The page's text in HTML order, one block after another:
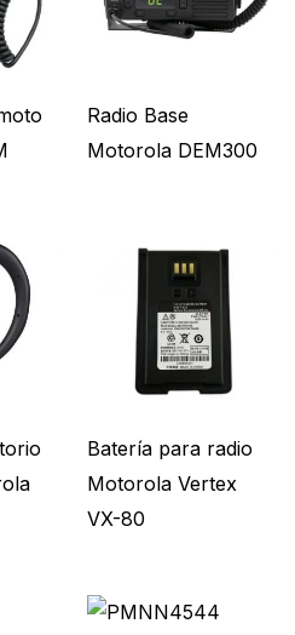
Radio Base
Motorola DEM300
Batería para radio
Motorola Vertex
VX-80